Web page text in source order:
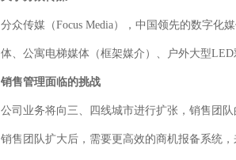
分众传媒（Focus Media），中国领先的数字化
体、公寓电梯媒体（框架媒介）、户外大型
销售管理面临的挑战
公司业务将向三、四线城市进行扩张，销售团
销售团队扩大后，需要更高效的商机报备系统